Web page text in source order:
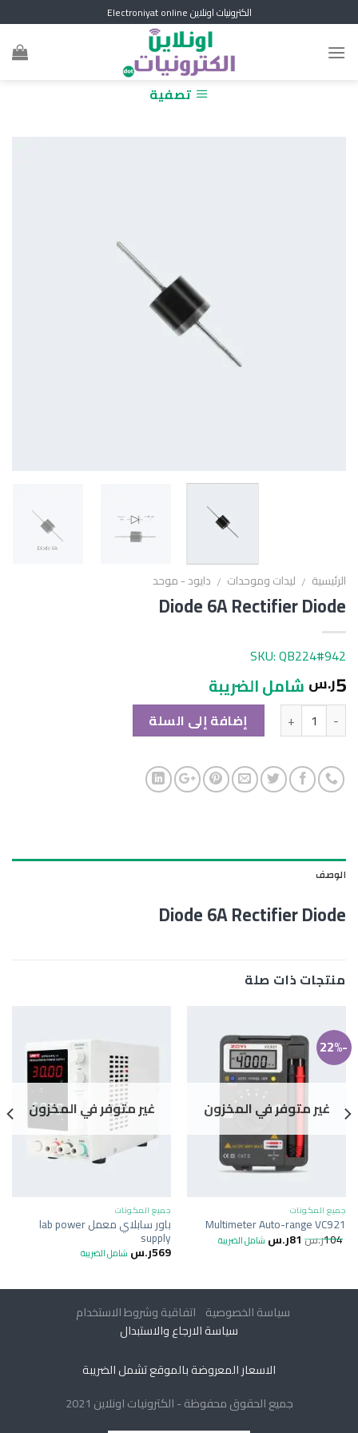
to
content
الكترونيات اونلاين Electroniyat online
تصفية
الرئيسية / ليدات وموحدات / دايود - موحد
Diode 6A Rectifier Diode
SKU: QB224#942
5ر.س شامل الضريبة
الكمية إضافة إلى السلة
الوصف
Diode 6A Rectifier Diode
منتجات ذات صلة
-22%
غير متوفر في المخزون
جميع المكونات
Multimeter Auto-range VC921
104ر.س81ر.س شامل الضريبة
غير متوفر في المخزون
جميع المكونات
باور سابلاي معمل lab power
supply
569ر.س شامل الضريبة
سياسة الخصوصية اتفاقية وشروط الاستخدام
سياسة الارجاع والاستبدال
الاسعار المعروضة بالموقع تشمل الضريبة
جميع الحقوق محفوظة - الكترونيات اونلاين 2021